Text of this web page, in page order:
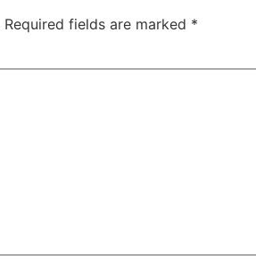
Required fields are marked *